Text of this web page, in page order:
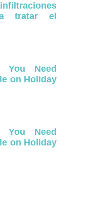
tratar el
Need
on Holiday
Need
on Holiday